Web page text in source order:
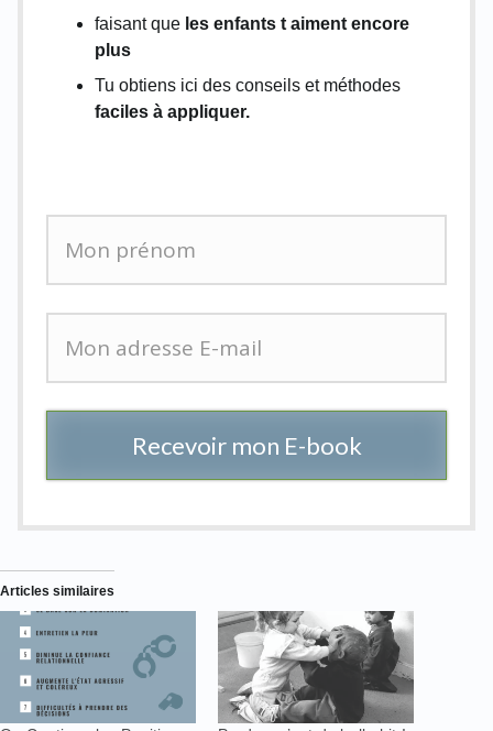
faisant que les enfants t aiment encore
plus
Tu obtiens ici des conseils et méthodes
faciles à appliquer.
Recevoir mon E-book
Articles similaires